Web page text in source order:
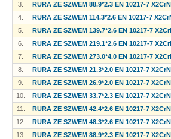
3.
RURA ZE SZWEM 88.9*2.3 EN 10217-7
4.
RURA ZE SZWEM 114.3*2.6 EN 10217-7
5.
RURA ZE SZWEM 139.7*2.6 EN 10217-7
6.
RURA ZE SZWEM 219.1*2.6 EN 10217-7
7.
RURA ZE SZWEM 273.0*4.0 EN 10217-7
8.
RURA ZE SZWEM 21.3*2.0 EN 10217-7
9.
RURA ZE SZWEM 26.9*2.0 EN 10217-7
10.
RURA ZE SZWEM 33.7*2.3 EN 10217-7
11.
RURA ZE SZWEM 42.4*2.6 EN 10217-7
12.
RURA ZE SZWEM 48.3*2.6 EN 10217-7
13.
RURA ZE SZWEM 88.9*2.3 EN 10217-7